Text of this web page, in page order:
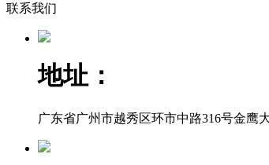
联系我们
地址：
广东省广州市越秀区环市中路316号金鹰